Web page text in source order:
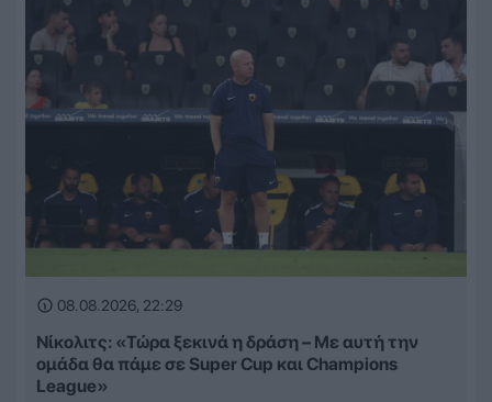
08.08.2026, 22:29
Νίκολιτς: «Τώρα ξεκινά η δράση – Με αυτή την
ομάδα θα πάμε σε Super Cup και Champions
League»